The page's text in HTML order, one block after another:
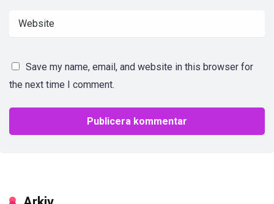
Save my name, email, and website in this browser for
the next time I comment.